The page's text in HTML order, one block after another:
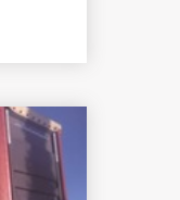
Ref -
-
2